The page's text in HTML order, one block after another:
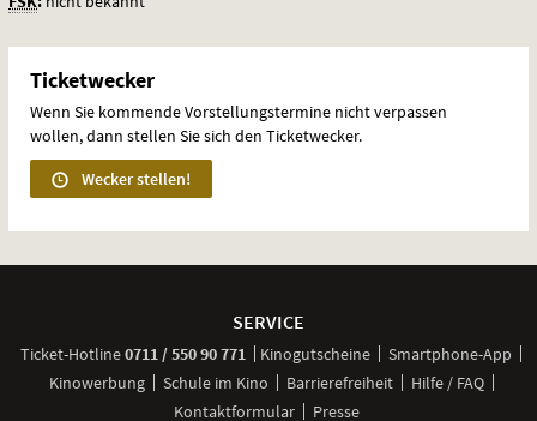
Ticketwecker
Wenn Sie kommende Vorstellungstermine nicht verpassen
wollen, dann stellen Sie sich den Ticketwecker.
Wecker stellen!
SERVICE
Ticket-Hotline0711 / 550 90 771 anrufen
Kinogutscheine
Smartphone-App
Kinowerbung
Schule im Kino Barrierefreiheit
Hilfe / FAQ
Kontaktformular
Presse